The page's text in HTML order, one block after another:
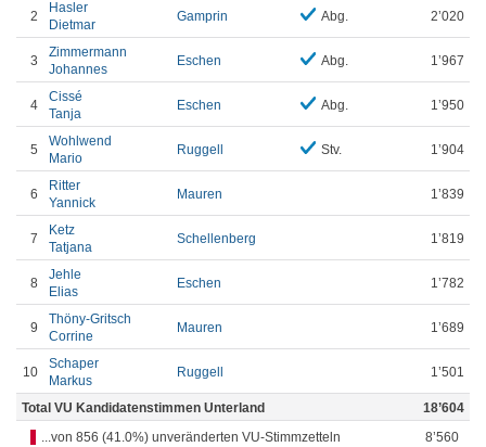
2
Hasler
Dietmar
Gamprin Abg. 2’020
3
Zimmermann
Johannes
Eschen Abg. 1’967
4
Cissé
Tanja
Eschen Abg. 1’950
5
Wohlwend
Mario
Ruggell Stv. 1’904
6
Ritter
Yannick
Mauren 1’839
7
Ketz
Tatjana
Schellenberg 1’819
8
Jehle
Elias
Eschen 1’782
9
Thöny-Gritsch
Corrine
Mauren 1’689
10
Schaper
Markus
Ruggell 1’501
Total VU Kandidatenstimmen Unterland
18’604
...von 856 (41.0%) unveränderten VU-Stimmzetteln
8’560